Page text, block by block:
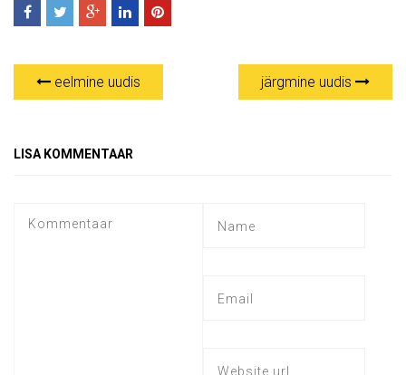
eelmine uudis järgmine uudis
LISA KOMMENTAAR